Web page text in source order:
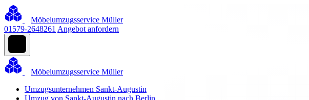
Möbelumzugsservice Müller
01579-2648261 Angebot anfordern
Möbelumzugsservice Müller
Umzugsunternehmen Sankt-Augustin
Umzug von Sankt-Augustin nach Berlin